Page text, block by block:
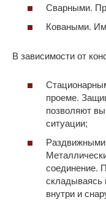
Сварными.
Коваными.
В зависимости от
проеме.
позволяют
ситуации;
соединение.
складываясь
внутри и